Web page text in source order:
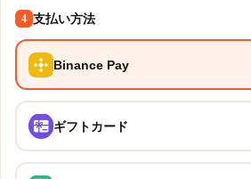
4 支払い方法
Binance Pay
ギフトカード